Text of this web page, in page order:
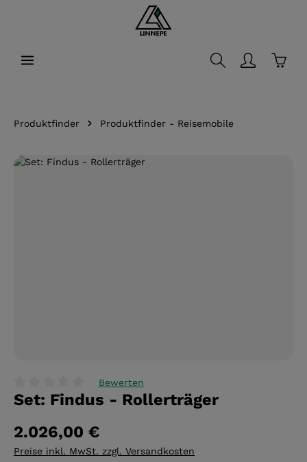
Produktfinder Produktfinder - Reisemobile
Bildergalerie überspringen
Durchschnittliche Bewertung von 0 von 5 Sternen
Bewerten
Set: Findus - Rollerträger
2.026,00 €
Preise inkl. MwSt. zzgl. Versandkosten